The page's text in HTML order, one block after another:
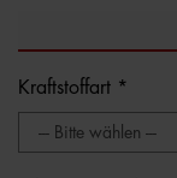
Kraftstoffart *